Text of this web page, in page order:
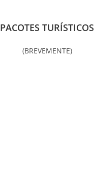
PACOTES TURÍSTICOS
(BREVEMENTE)